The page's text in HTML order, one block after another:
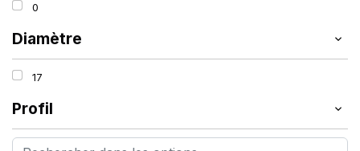
LASSA
LING LONG
MICHELIN (345)
MITAS
Mondolfo ferro
0
Diamètre
17
Profil